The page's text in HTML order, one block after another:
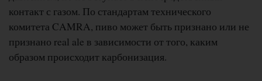
контакт с газом. По стандартам технического
комитета CAMRA, пиво может быть признано или не
признано real ale в зависимости от того, каким
образом происходит карбонизация.